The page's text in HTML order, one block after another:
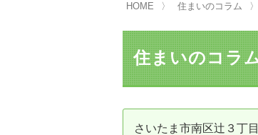
買い替えサポート
不動産の相続
住宅ローン控除・消費税について
リニュアル仲介とは
HOME 住まいのコラム
住まいのコラ
さいたま市南区辻３丁目